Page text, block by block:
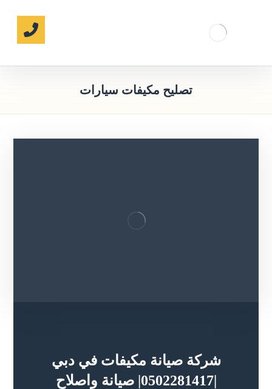
تصليح مكيفات سيارات
شركة صيانة مكيفات في دبي
|0502281417| صيانة واصلاح